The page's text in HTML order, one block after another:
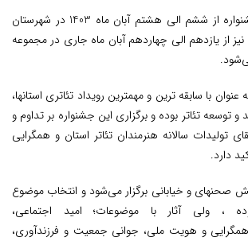
بخش خیابانی این جشنواره از ششم الی هشتم آبان ماه 1403 در شهرستان
از یازدهم الی چهاردهم آبان ماه جاری در مجموعه
عنوان با سابقه­ ترین و مهم­ترین رویداد تئاتری استان­ها،
توسعه تئاتر بوده و برگزاری این جشنواره بر تداوم و
تولیدات سالانه هنرمندان تئاتر استان و همگرایی
دارد.
صحنه­ای و خیابانی برگزار می‌شود و انتخاب موضوع
، ولی آثار با موضوعات؛ امید اجتماعی،
همگرایی و هویت ملی، جوانی جمعیت و فرزندآوری،